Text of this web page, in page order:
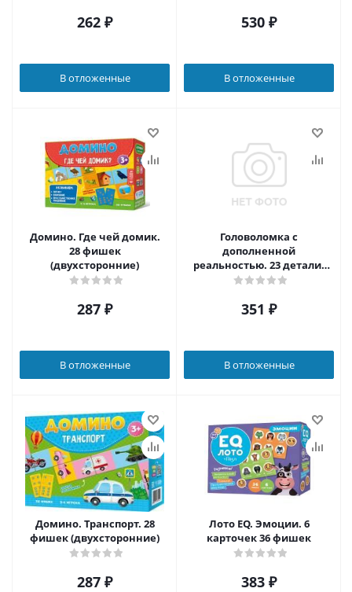
262 ₽
В отложенные
530 ₽
В отложенные
Домино. Где чей домик.
28 фишек
(двухсторонние)
287 ₽
В отложенные
Головоломка с
дополненной
реальностью. 23 детали.
Водопровод. (Геодом)
351 ₽
В отложенные
Домино. Транспорт. 28
фишек (двухсторонние)
287 ₽
Лото EQ. Эмоции. 6
карточек 36 фишек
383 ₽